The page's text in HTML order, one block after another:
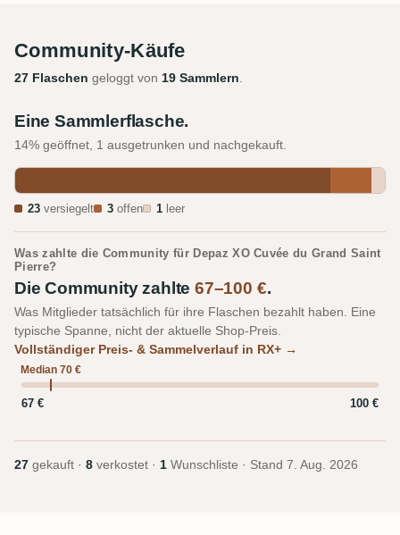
Community-Käufe
27 Flaschen geloggt von 19 Sammlern.
Eine Sammlerflasche.
14% geöffnet, 1 ausgetrunken und nachgekauft.
23 versiegelt 3 offen 1 leer
Was zahlte die Community für Depaz XO Cuvée du Grand Saint
Pierre?
Die Community zahlte67–100 €.
Was Mitglieder tatsächlich für ihre Flaschen bezahlt haben. Eine
typische Spanne, nicht der aktuelle Shop-Preis.
Vollständiger Preis- & Sammelverlauf in RX+ →
Median 70 €
67 € 100 €
27 gekauft · 8 verkostet · 1 Wunschliste · Stand 7. Aug. 2026